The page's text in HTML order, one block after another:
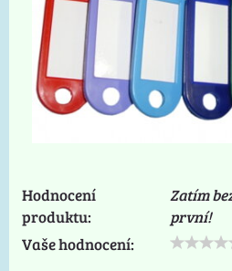
Hodnocení
produktu:
Zatím
první!
Vaše hodnocení: